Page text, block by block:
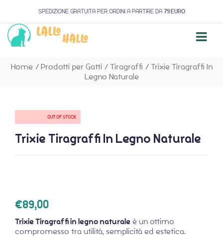
SPEDIZIONE GRATUITA PER ORDINI A PARTIRE DA 79 EURO
Home / Prodotti per Gatti / Tiragraffi / Trixie Tiragraffi In
Legno Naturale
OUT OF STOCK
Trixie Tiragraffi In Legno Naturale
€89,00
Trixie Tiragraffi in legno naturale è un ottimo
compromesso tra utilità, semplicità ed estetica.